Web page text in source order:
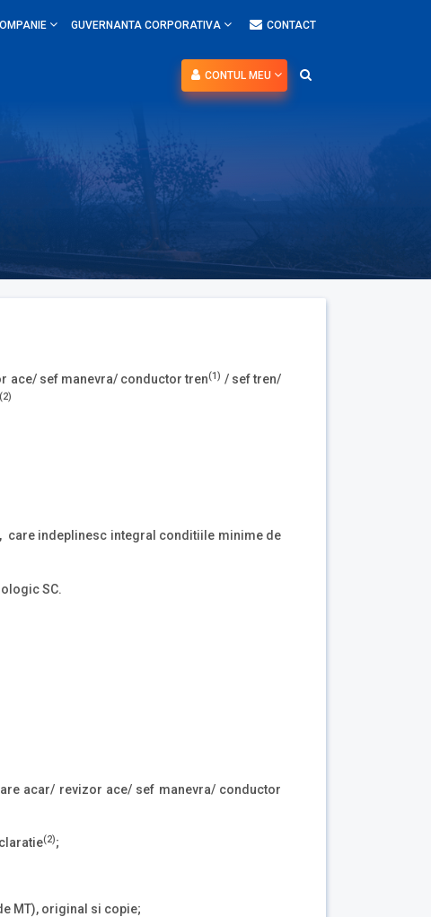
GUVERNANTA CORPORATIVA CONTACT
CONTUL MEU
ace/ sef manevra/ conductor tren(1) / sef tren/
(2)
care indeplinesc integral conditiile minime de
SC.
acar/ revizor ace/ sef manevra/ conductor
(2);
MT), original si copie;